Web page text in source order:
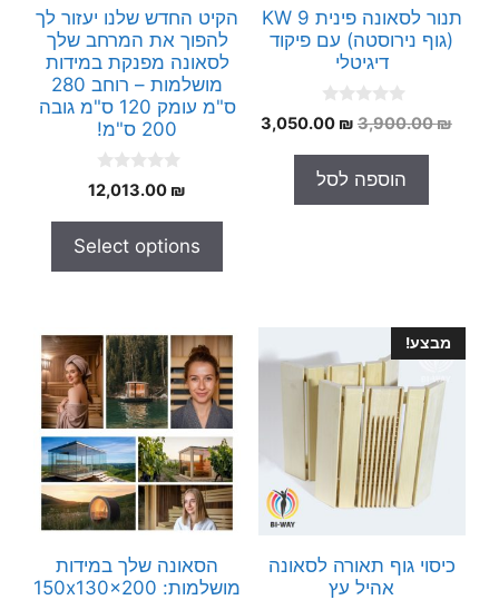
תנור לסאונה פינית 9 KW
(גוף נירוסטה) עם פיקוד
דיגיטלי
0
o
o
5
3,900.00₪
המחיר
היה:
3,900.00 ₪.
3,050.00 ₪
המחיר
הוספה לסל
הקיט החדש שלנו יעזור לך
להפוך את המרחב שלך
לסאונה מפנקת במידות
מושלמות – רוחב 280
ס"מ עומק 120 ס"מ גובה
200 ס"מ!
o
o
5
12,013.00 ₪
Select options
מבצע!
כיסוי גוף תאורה לסאונה
אהיל עץ
הסאונה שלך במידות
מושלמות: 150x130x200